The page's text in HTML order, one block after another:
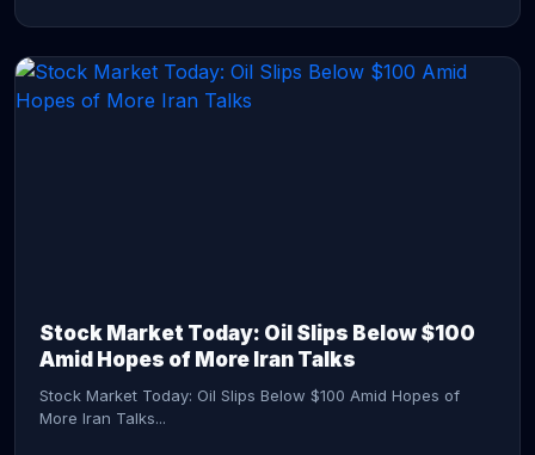
Stock Market Today: Oil Slips Below $100
Amid Hopes of More Iran Talks
Stock Market Today: Oil Slips Below $100 Amid Hopes of
More Iran Talks...